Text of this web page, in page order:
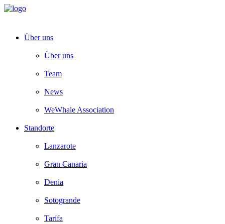
Über uns
Über uns
Team
News
WeWhale Association
Standorte
Lanzarote
Gran Canaria
Denia
Sotogrande
Tarifa